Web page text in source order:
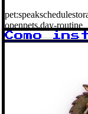
pet:speakschedule
openpets.day-routine
Como